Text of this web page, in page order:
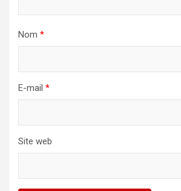
Nom *
E-mail *
Site web